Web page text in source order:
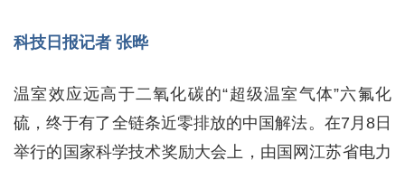
科技日报记者 张晔
温室效应远高于二氧化碳的“超级温室气体”六氟化
硫，终于有了全链条近零排放的中国解法。在7月8日
举行的国家科学技术奖励大会上，由国网江苏省电力